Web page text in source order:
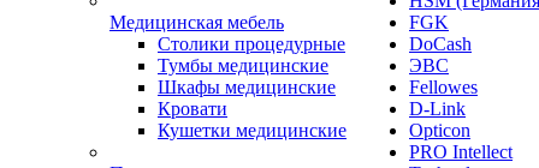
Медицинская мебель
Столики процедурные
Тумбы медицинские
Шкафы медицинские
Кровати
Кушетки медицинские
FGK
DoCash
ЭВС
Fellowes
D-Link
Opticon
PRO Intellect